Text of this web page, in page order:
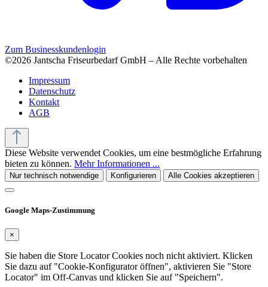
Zum Businesskundenlogin
©2026 Jantscha Friseurbedarf GmbH – Alle Rechte vorbehalten
Impressum
Datenschutz
Kontakt
AGB
Diese Website verwendet Cookies, um eine bestmögliche Erfahrung
bieten zu können. Mehr Informationen ...
Nur technisch notwendige Konfigurieren Alle Cookies akzeptieren
Google Maps-Zustimmung
×
Sie haben die Store Locator Cookies noch nicht aktiviert. Klicken
Sie dazu auf "Cookie-Konfigurator öffnen", aktivieren Sie "Store
Locator" im Off-Canvas und klicken Sie auf "Speichern".